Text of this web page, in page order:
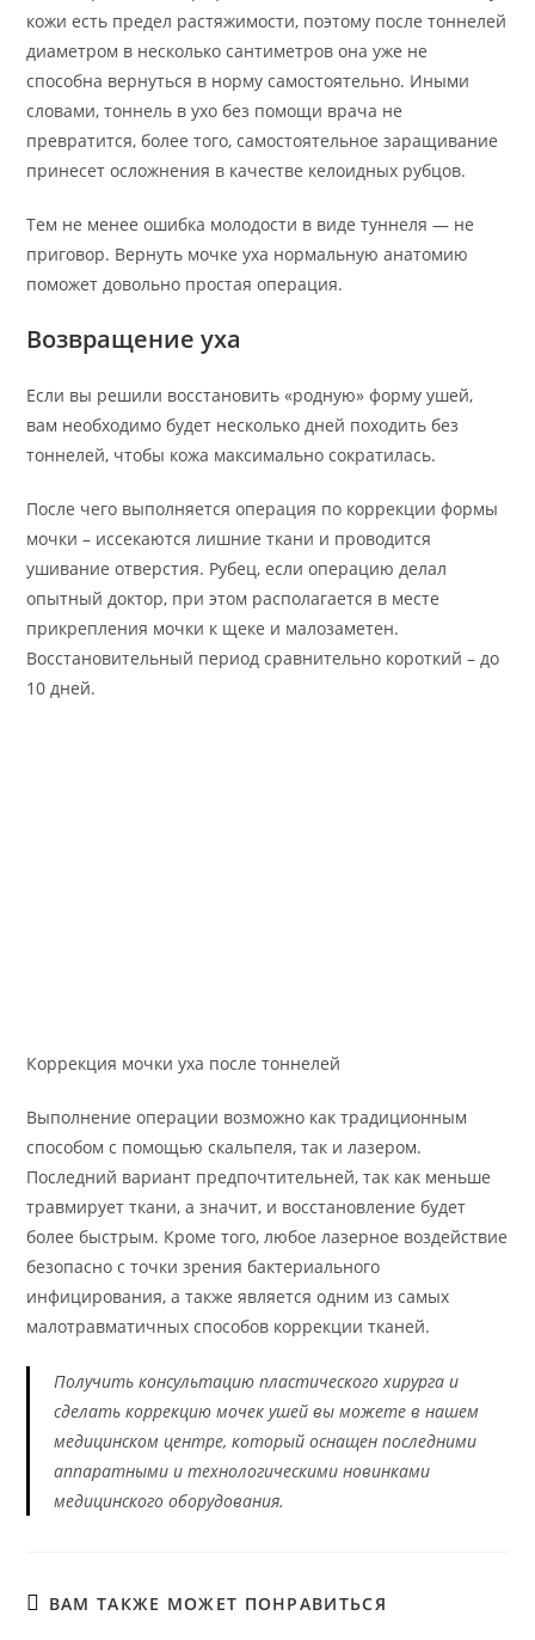
кожи есть предел растяжимости, поэтому после тоннелей
диаметром в несколько сантиметров она уже не
способна вернуться в норму самостоятельно. Иными
словами, тоннель в ухо без помощи врача не
превратится, более того, самостоятельное заращивание
принесет осложнения в качестве келоидных рубцов.
Тем не менее ошибка молодости в виде туннеля — не
приговор. Вернуть мочке уха нормальную анатомию
поможет довольно простая операция.
Возвращение уха
Если вы решили восстановить «родную» форму ушей,
вам необходимо будет несколько дней походить без
тоннелей, чтобы кожа максимально сократилась.
После чего выполняется операция по коррекции формы
мочки – иссекаются лишние ткани и проводится
ушивание отверстия. Рубец, если операцию делал
опытный доктор, при этом располагается в месте
прикрепления мочки к щеке и малозаметен.
Восстановительный период сравнительно короткий – до
10 дней.
Коррекция мочки уха после тоннелей
Выполнение операции возможно как традиционным
способом с помощью скальпеля, так и лазером.
Последний вариант предпочтительней, так как меньше
травмирует ткани, а значит, и восстановление будет
более быстрым. Кроме того, любое лазерное воздействие
безопасно с точки зрения бактериального
инфицирования, а также является одним из самых
малотравматичных способов коррекции тканей.
Получить консультацию пластического хирурга и
сделать коррекцию мочек ушей вы можете в нашем
медицинском центре, который оснащен последними
аппаратными и технологическими новинками
медицинского оборудования.
ВАМ ТАКЖЕ МОЖЕТ ПОНРАВИТЬСЯ